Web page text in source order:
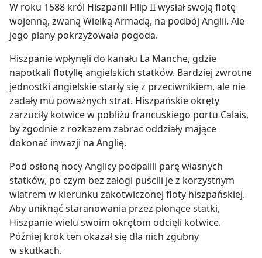
W roku 1588 król Hiszpanii Filip II wysłał swoją flotę
wojenną, zwaną Wielką Armadą, na podbój Anglii. Ale
jego plany pokrzyżowała pogoda.
Hiszpanie wpłynęli do kanału La Manche, gdzie
napotkali flotyllę angielskich statków. Bardziej zwrotne
jednostki angielskie starły się z przeciwnikiem, ale nie
zadały mu poważnych strat. Hiszpańskie okręty
zarzuciły kotwice w pobliżu francuskiego portu Calais,
by zgodnie z rozkazem zabrać oddziały mające
dokonać inwazji na Anglię.
Pod osłoną nocy Anglicy podpalili parę własnych
statków, po czym bez załogi puścili je z korzystnym
wiatrem w kierunku zakotwiczonej floty hiszpańskiej.
Aby uniknąć staranowania przez płonące statki,
Hiszpanie wielu swoim okrętom odcięli kotwice.
Później krok ten okazał się dla nich zgubny
w skutkach.